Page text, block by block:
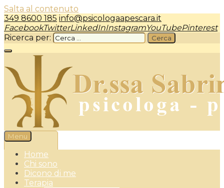
Salta al contenuto
349 8600 185 info@psicologaapescara.it
FacebookTwitterLinkedInInstagramYouTubePinterest
Ricerca per:
Psicologa a Pescara – dr.ssa Sabrina Camplone
Menu
Home
Chi sono
Dicono di me
Terapia